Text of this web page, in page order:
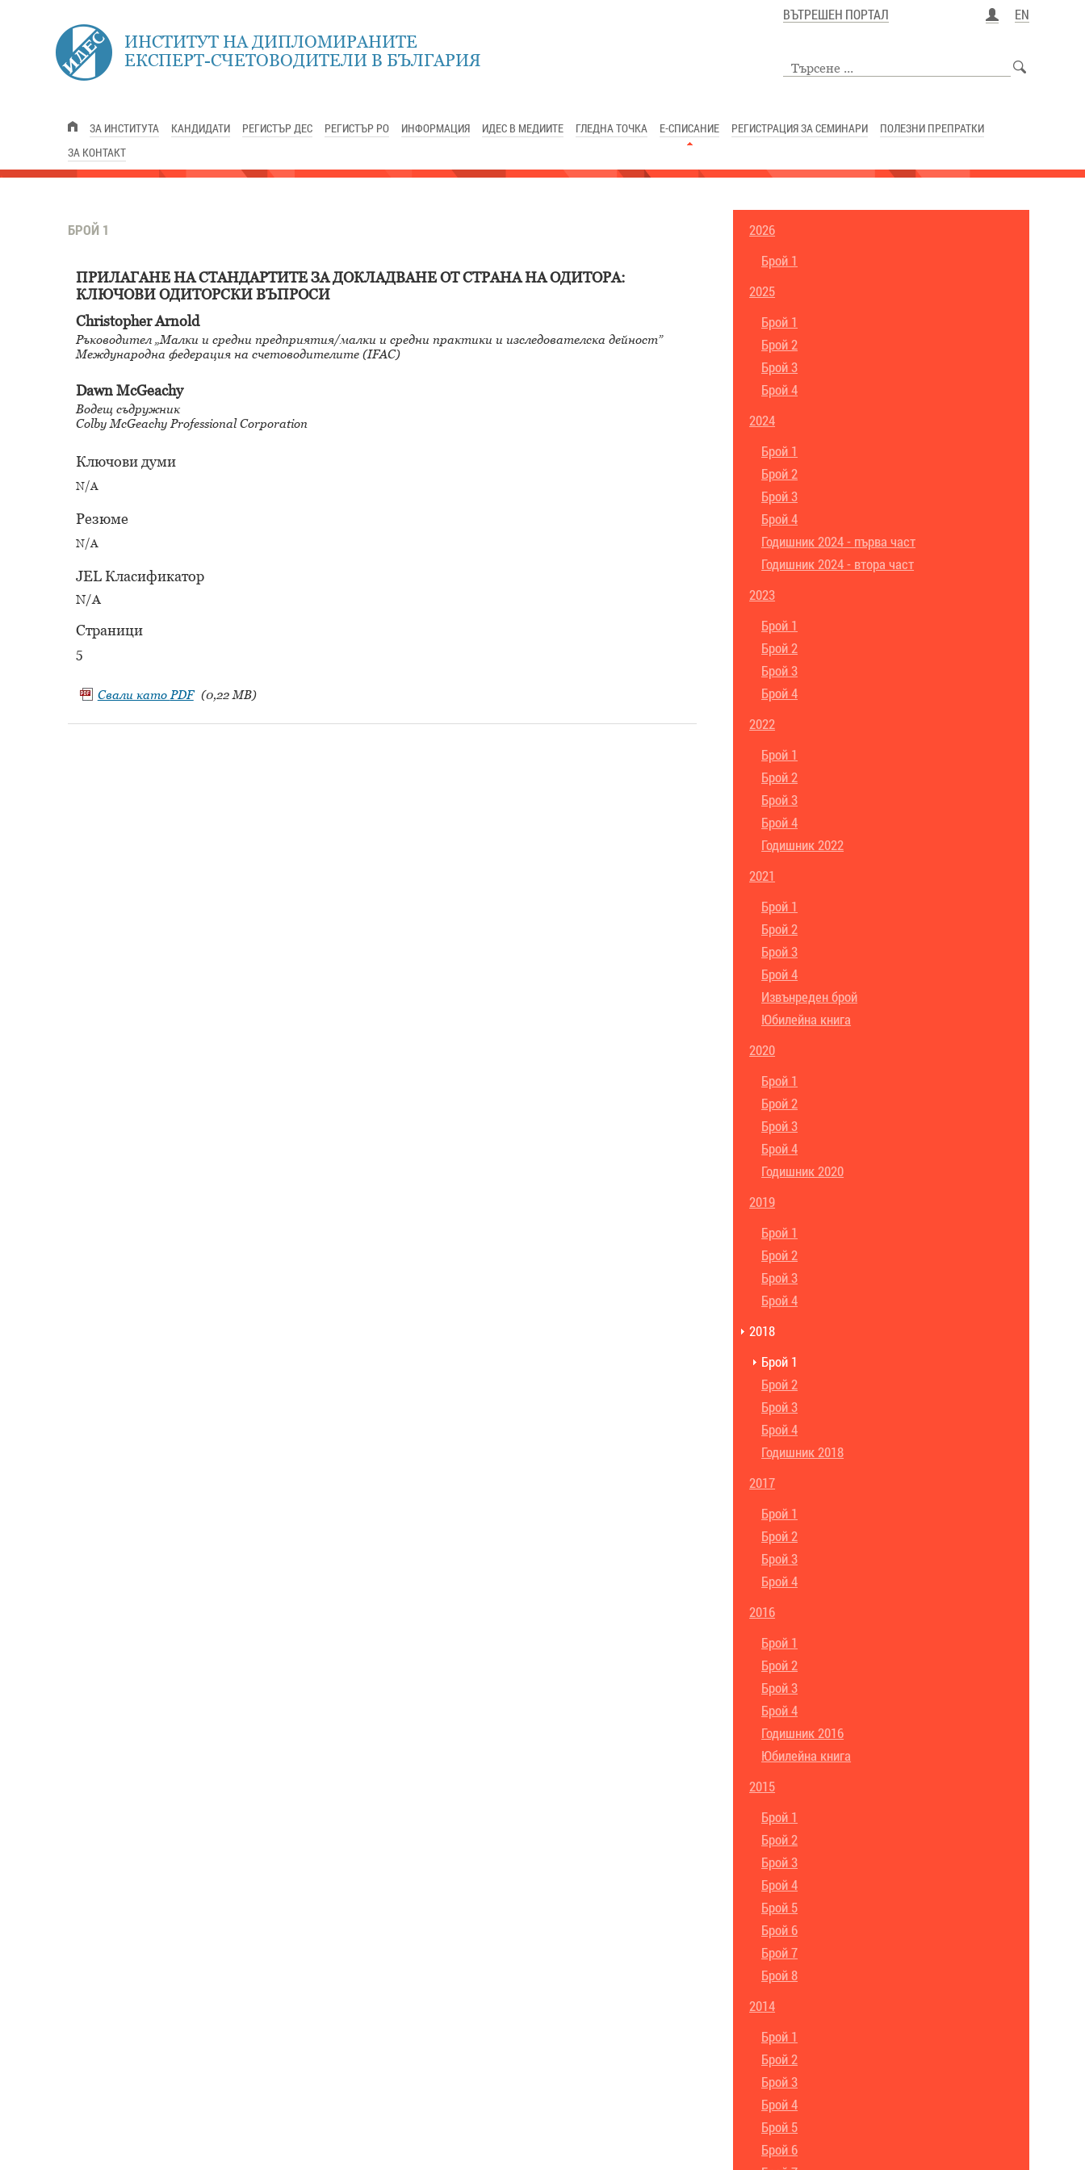
ИНСТИТУТ НА ДИПЛОМИРАНИТЕ
ЕКСПЕРТ-СЧЕТОВОДИТЕЛИ В БЪЛГАРИЯ
ВЪТРЕШЕН ПОРТАЛ EN
ЗА ИНСТИТУТА КАНДИДАТИ РЕГИСТЪР ДЕС РЕГИСТЪР РО ИНФОРМАЦИЯ ИДЕС В МЕДИИТЕ ГЛЕДНА ТОЧКА Е-СПИСАНИЕ РЕГИСТРАЦИЯ ЗА СЕМИНАРИ
ПОЛЕЗНИ ПРЕПРАТКИ
ЗА КОНТАКТ
2026
Брой 1
2025
Брой 1
Брой 2
Брой 3
Брой 4
2024
Брой 1
Брой 2
Брой 3
Брой 4
Годишник 2024 - първа част
Годишник 2024 - втора част
2023
Брой 1
Брой 2
Брой 3
Брой 4
2022
Брой 1
Брой 2
Брой 3
Брой 4
Годишник 2022
2021
Брой 1
Брой 2
Брой 3
Брой 4
Извънреден брой
Юбилейна книга
2020
Брой 1
Брой 2
Брой 3
Брой 4
Годишник 2020
2019
Брой 1
Брой 2
Брой 3
Брой 4
2018
Брой 1
Брой 2
Брой 3
Брой 4
Годишник 2018
2017
Брой 1
Брой 2
Брой 3
Брой 4
2016
Брой 1
Брой 2
Брой 3
Брой 4
Годишник 2016
Юбилейна книга
2015
Брой 1
Брой 2
Брой 3
Брой 4
Брой 5
Брой 6
Брой 7
Брой 8
2014
Брой 1
Брой 2
Брой 3
Брой 4
Брой 5
Брой 6
БРОЙ 1
ПРИЛАГАНЕ НА СТАНДАРТИТЕ ЗА ДОКЛАДВАНЕ ОТ СТРАНА НА ОДИТОРА:
КЛЮЧОВИ ОДИТОРСКИ ВЪПРОСИ
Christopher Arnold
Ръководител „Малки и средни предприятия/малки и средни практики и изследователска дейност”
Международна федерация на счетоводителите (IFAC)
Dawn McGeachy
Водещ съдружник
Colby McGeachy Professional Corporation
Ключови думи
N/A
Резюме
N/A
JEL Класификатор
N/A
Страници
5
Свали като PDF (0,22 MB)